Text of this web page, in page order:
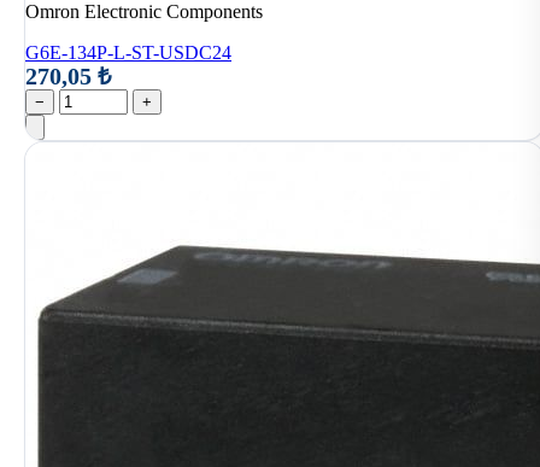
Omron Electronic Components
G6E-134P-L-ST-USDC24
270,05 ₺
− +